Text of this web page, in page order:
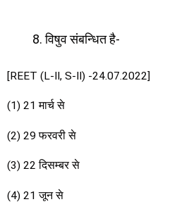
विषुव संबन्धित है-
[REET (L-II, S-II) -24.07.2022]
(1) 21 मार्च से
(2) 29 फरवरी से
(3) 22 दिसम्बर से
(4) 21 जून से